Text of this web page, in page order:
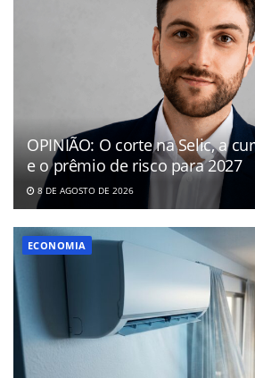
OPINIÃO: O corte na Selic, a
e o prêmio de risco para 2027
8 DE AGOSTO DE 2026
ECONOMIA